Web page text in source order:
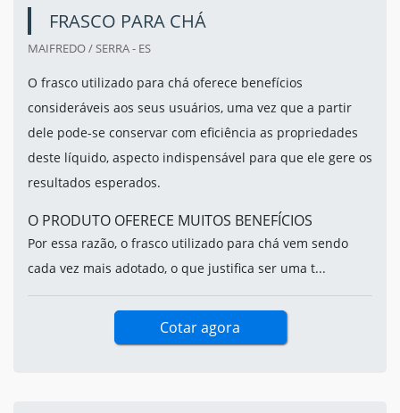
FRASCO PARA CHÁ
MAIFREDO / SERRA - ES
O frasco utilizado para chá oferece benefícios
consideráveis aos seus usuários, uma vez que a partir
dele pode-se conservar com eficiência as propriedades
deste líquido, aspecto indispensável para que ele gere os
resultados esperados.
O PRODUTO OFERECE MUITOS BENEFÍCIOS
Por essa razão, o frasco utilizado para chá vem sendo
cada vez mais adotado, o que justifica ser uma t...
Cotar agora